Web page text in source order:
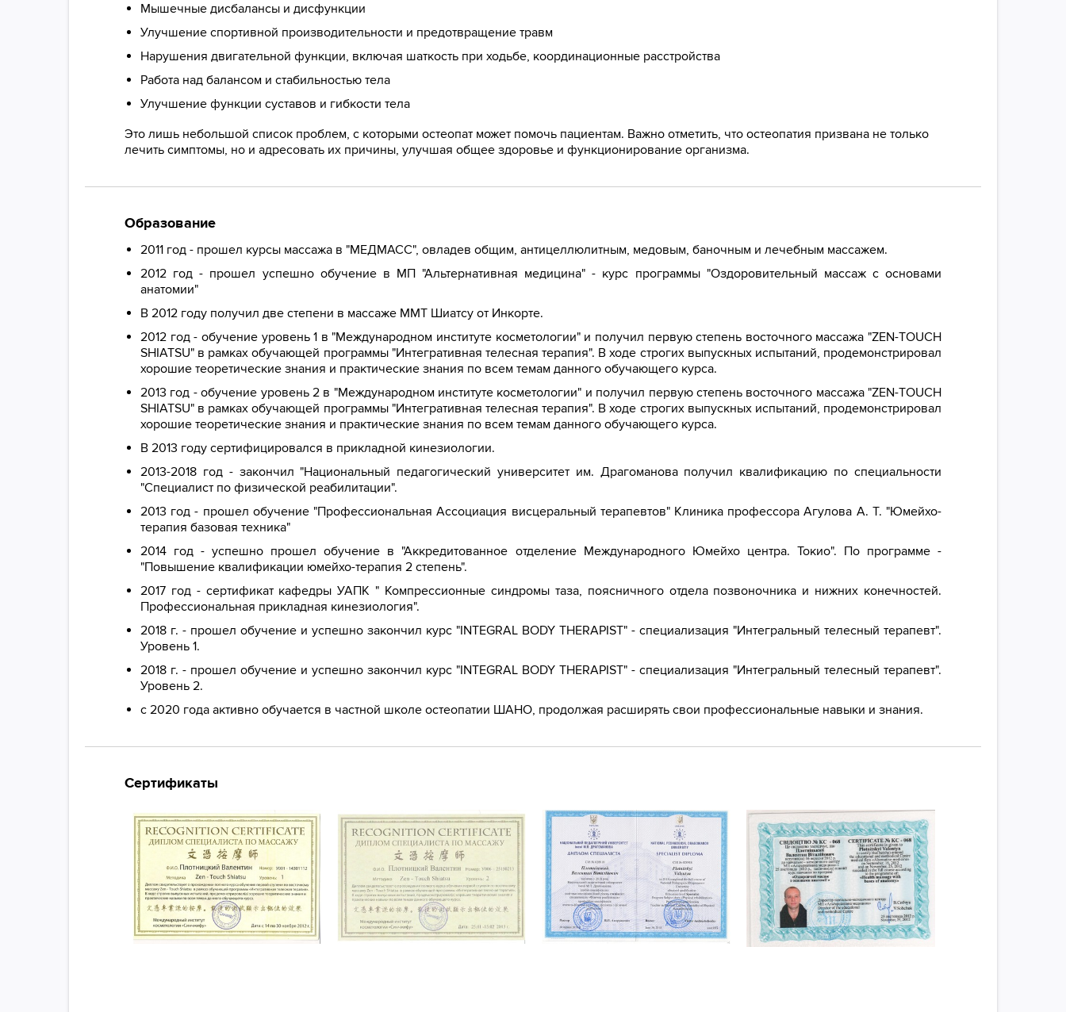
Мышечные дисбалансы и дисфункции
Улучшение спортивной производительности и предотвращение травм
Нарушения двигательной функции, включая шаткость при ходьбе, координационные расстройства
Работа над балансом и стабильностью тела
Улучшение функции суставов и гибкости тела
Это лишь небольшой список проблем, с которыми остеопат может помочь пациентам. Важно отметить, что остеопатия призвана не только
лечить симптомы, но и адресовать их причины, улучшая общее здоровье и функционирование организма.
Образование
2011 год - прошел курсы массажа в "МЕДМАСС", овладев общим, антицеллюлитным, медовым, баночным и лечебным массажем.
2012 год - прошел успешно обучение в МП "Альтернативная медицина" - курс программы "Оздоровительный массаж с основами
анатомии"
В 2012 году получил две степени в массаже ММТ Шиатсу от Инкорте.
2012 год - обучение уровень 1 в "Международном институте косметологии" и получил первую степень восточного массажа "ZEN-TOUCH
SHIATSU" в рамках обучающей программы "Интегративная телесная терапия". В ходе строгих выпускных испытаний, продемонстрировал
хорошие теоретические знания и практические знания по всем темам данного обучающего курса.
2013 год - обучение уровень 2 в "Международном институте косметологии" и получил первую степень восточного массажа "ZEN-TOUCH
SHIATSU" в рамках обучающей программы "Интегративная телесная терапия". В ходе строгих выпускных испытаний, продемонстрировал
хорошие теоретические знания и практические знания по всем темам данного обучающего курса.
В 2013 году сертифицировался в прикладной кинезиологии.
2013-2018 год - закончил "Национальный педагогический университет им. Драгоманова получил квалификацию по специальности
"Специалист по физической реабилитации".
2013 год - прошел обучение "Профессиональная Ассоциация висцеральный терапевтов" Клиника профессора Агулова А. Т. "Юмейхо-
терапия базовая техника"
2014 год - успешно прошел обучение в "Аккредитованное отделение Международного Юмейхо центра. Токио". По программе -
"Повышение квалификации юмейхо-терапия 2 степень".
2017 год - сертификат кафедры УАПК " Компрессионные синдромы таза, поясничного отдела позвоночника и нижних конечностей.
Профессиональная прикладная кинезиология".
2018 г. - прошел обучение и успешно закончил курс "INTEGRAL BODY THERAPIST" - специализация "Интегральный телесный терапевт".
Уровень 1.
2018 г. - прошел обучение и успешно закончил курс "INTEGRAL BODY THERAPIST" - специализация "Интегральный телесный терапевт".
Уровень 2.
с 2020 года активно обучается в частной школе остеопатии ШАНО, продолжая расширять свои профессиональные навыки и знания.
Сертификаты